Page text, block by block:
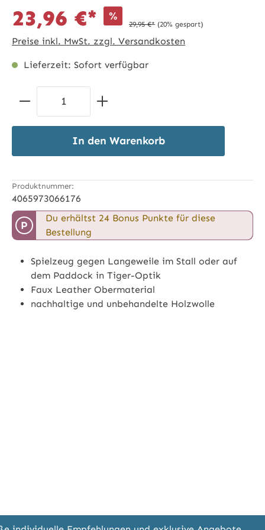
23,96 €* %
29,95 €* (20% gespart)
Preise inkl. MwSt. zzgl. Versandkosten
Lieferzeit: Sofort verfügbar
Produkt Anzahl: Gib den
In den Warenkorb
Produktnummer:
4065973066176
P
Du erhältst 24 Bonus Punkte für diese
Bestellung
Spielzeug gegen Langeweile im Stall oder auf
dem Paddock in Tiger-Optik
Faux Leather Obermaterial
nachhaltige und unbehandelte Holzwolle